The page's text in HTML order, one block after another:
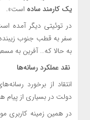
یک کارمند ساده است».
در توئیتی دیگر آمده
سفر به قطب جنوب
به حالا که… آفرین به
نقد عملکرد رسانه‌ها
انتقاد از برخورد
دولت در بسیاری از
در همین زمینه کاربری